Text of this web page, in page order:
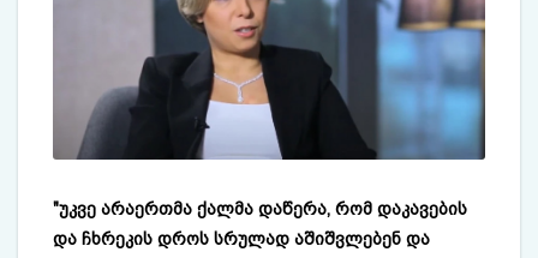
"უკვე არაერთმა ქალმა დაწერა, რომ დაკავების
და ჩხრეკის დროს სრულად აშიშვლებენ და